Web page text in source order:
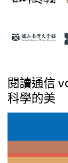
閱讀通信
科學的美